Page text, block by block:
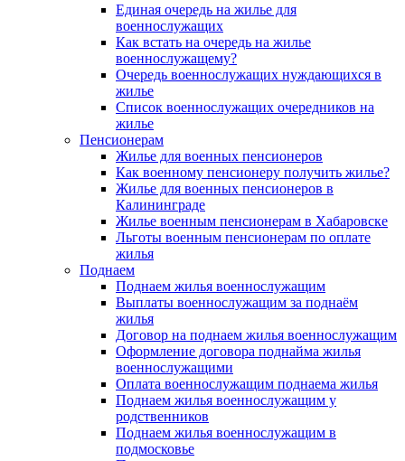
Единая очередь на жилье для
военнослужащих
Как встать на очередь на жилье
военнослужащему?
Очередь военнослужащих нуждающихся в
жилье
Список военнослужащих очередников на
жилье
Пенсионерам
Жилье для военных пенсионеров
Как военному пенсионеру получить жилье?
Жилье для военных пенсионеров в
Калининграде
Жилье военным пенсионерам в Хабаровске
Льготы военным пенсионерам по оплате
жилья
Поднаем
Поднаем жилья военнослужащим
Выплаты военнослужащим за поднаём
жилья
Договор на поднаем жилья военнослужащим
Оформление договора поднайма жилья
военнослужащими
Оплата военнослужащим поднаема жилья
Поднаем жилья военнослужащим у
родственников
Поднаем жилья военнослужащим в
подмосковье